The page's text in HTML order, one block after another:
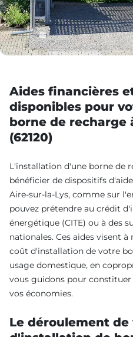
Aides financières
disponibles pour
borne de recharge
(62120)
L'installation d'une borne de
bénéficier de dispositifs
Aire-sur-la-Lys, comme sur
pouvez prétendre au crédit
énergétique (CITE) ou à des
nationales. Ces aides visent
coût d'installation de votre
usage domestique, en
vous guidons pour
vos économies.
Le déroulement